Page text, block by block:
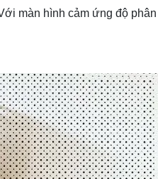
màn hình cảm ứng độ